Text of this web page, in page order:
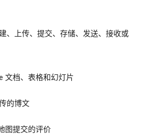
、上传、提交、存储、发送、接收或
文档、表格和幻灯片
的博文
图提交的评价